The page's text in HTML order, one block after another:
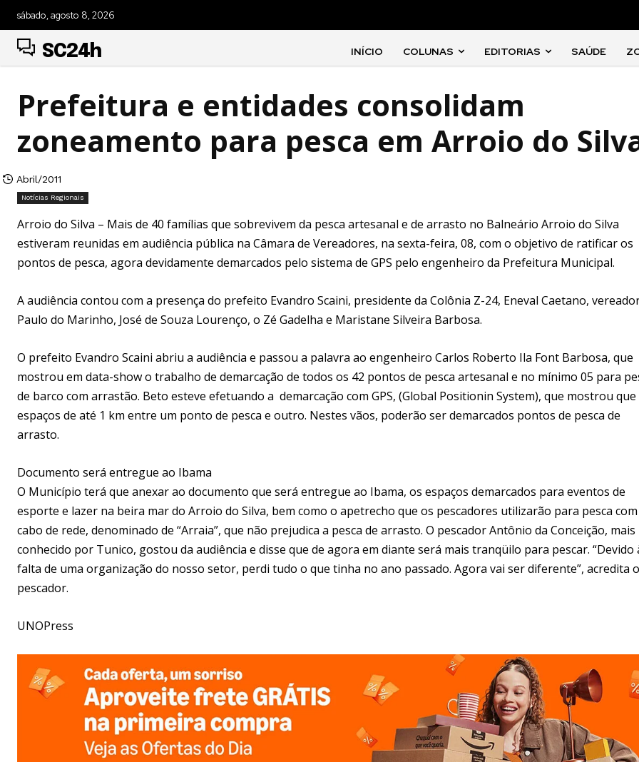
sábado, agosto 8, 2026
SC24h INÍCIO COLUNAS EDITORIAS SAÚDE
Prefeitura e entidades consolidam
zoneamento para pesca em Arroio do
Abril/2011
Notícias Regionais
Arroio do Silva – Mais de 40 famílias que sobrevivem da pesca artesanal e de arrasto no Balneário Arroio do Silva
estiveram reunidas em audiência pública na Câmara de Vereadores, na sexta-feira, 08, com o objetivo de ratificar os
pontos de pesca, agora devidamente demarcados pelo sistema de GPS pelo engenheiro da Prefeitura Municipal.
A audiência contou com a presença do prefeito Evandro Scaini, presidente da Colônia Z-24, Eneval Caetano,
Paulo do Marinho, José de Souza Lourenço, o Zé Gadelha e Maristane Silveira Barbosa.
O prefeito Evandro Scaini abriu a audiência e passou a palavra ao engenheiro Carlos Roberto Ila Font Barbosa, que
mostrou em data-show o trabalho de demarcação de todos os 42 pontos de pesca artesanal e no mínimo 05 para
de barco com arrastão. Beto esteve efetuando a demarcação com GPS, (Global Positionin System), que mostrou que
espaços de até 1 km entre um ponto de pesca e outro. Nestes vãos, poderão ser demarcados pontos de pesca de
arrasto.
Documento será entregue ao Ibama
O Município terá que anexar ao documento que será entregue ao Ibama, os espaços demarcados para eventos de
esporte e lazer na beira mar do Arroio do Silva, bem como o apetrecho que os pescadores utilizarão para pesca com
cabo de rede, denominado de “Arraia”, que não prejudica a pesca de arrasto. O pescador Antônio da Conceição, mais
conhecido por Tunico, gostou da audiência e disse que de agora em diante será mais tranqüilo para pescar. “Devido
falta de uma organização do nosso setor, perdi tudo o que tinha no ano passado. Agora vai ser diferente”, acredita o
pescador.
UNOPress